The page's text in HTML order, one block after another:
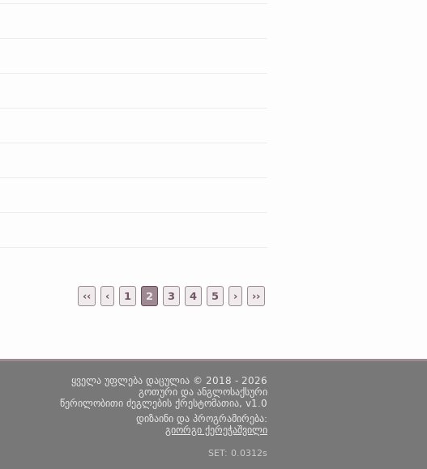
‹‹ ‹ 1 2 3 4 5 › ››
ყველა უფლება დაცულია © 2018 - 2026
გოთური და ანგლოსაქსური
წერილობითი ძეგლების ქრესტომათია, v1.0
დიზაინი და პროგრამირება:
გიორგი ქერეჭაშვილი
SET: 0.0312s